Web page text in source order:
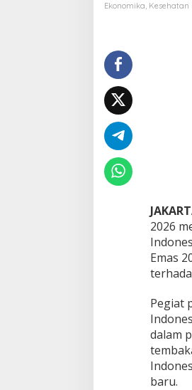
Ekonomika Kesehatan
2026
Emas
Pegiat
dalam
baru.